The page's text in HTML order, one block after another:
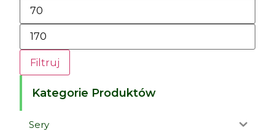
Filtruj
Kategorie Produktów
Sery